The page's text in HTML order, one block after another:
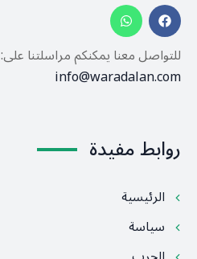
للتواصل معنا يمكنكم مراسلتنا على:
info@waradalan.com
روابط مفيدة
الرئيسية
سياسة